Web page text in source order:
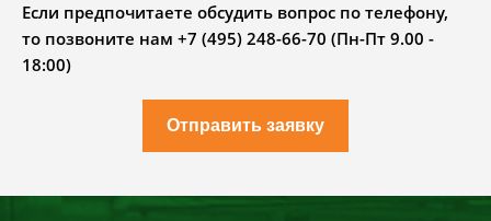
Если предпочитаете обсудить вопрос по телефону,
то позвоните нам +7 (495) 248-66-70 (Пн-Пт 9.00 -
18:00)
Отправить заявку